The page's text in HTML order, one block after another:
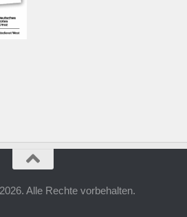
Alle Rechte vorbehalten.